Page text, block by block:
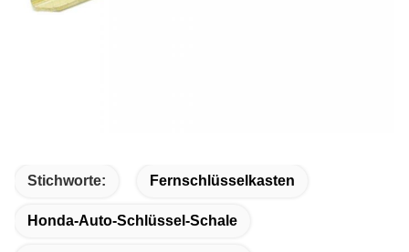
Stichworte: Fernschlüsselkasten
Honda-Auto-Schlüssel-Schale